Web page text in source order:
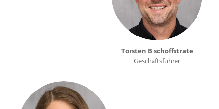
Torsten Bischoffstrate
Geschäftsführer